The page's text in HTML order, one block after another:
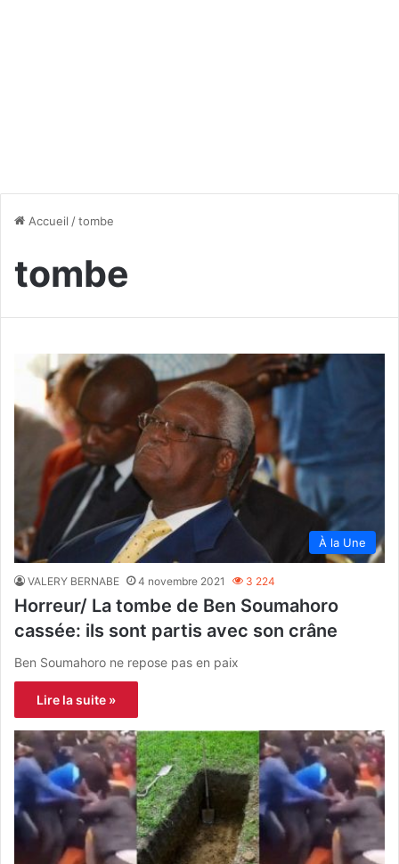
Accueil /tombe
tombe
À la Une
VALERY BERNABE 4 novembre 2021 3 224
Horreur/ La tombe de Ben Soumahoro
cassée: ils sont partis avec son crâne
Ben Soumahoro ne repose pas en paix
Lire la suite »